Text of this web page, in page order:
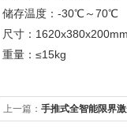
储存温度：-30℃～70℃
尺寸：
重量：≤15kg
上一篇： 手推式全智能限界